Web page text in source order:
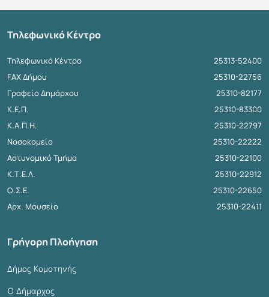
Τηλεφωνικό Κέντρο
Τηλεφωνικό Κέντρο
25313-52400
FAX Δήμου
25310-22756
Γραφείο Δημάρχου
25310-82177
Κ.Ε.Π.
25310-83300
Κ.Α.Π.Η.
25310-22797
Νοσοκομείο
25310-22222
Αστυνομικό Τμήμα
25310-22100
Κ.Τ.Ε.Λ.
25310-22912
Ο.Σ.Ε.
25310-22650
Αρχ. Μουσείο
25310-22411
Γρήγορη Πλοήγηση
Δήμος Κομοτηνής
Ο Δήμαρχος